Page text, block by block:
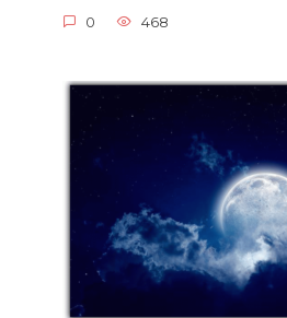
0 468